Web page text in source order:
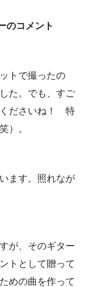
のコメント
トで撮ったの
た。でも、すご
くださいね！ 特
）。
ます。照れなが
が、そのギター
トとして贈って
めの曲を作って